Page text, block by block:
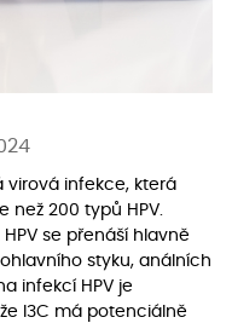
virová infekce, která
než 200 typů HPV.
HPV se přenáší hlavně
styku, análních
infekcí HPV je
I3C má potenciálně